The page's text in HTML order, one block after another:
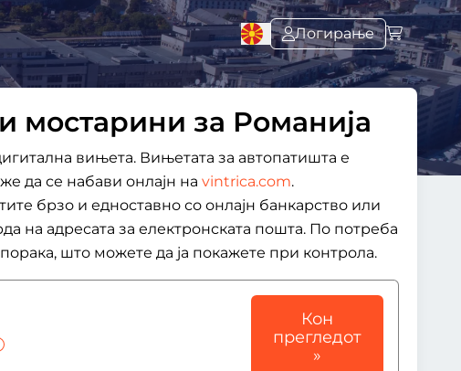
Логирање
мостарини за Романија
вињета. Вињетата за автопатишта е
да се набави онлајн наvintrica.com.
брзо и едноставно со онлајн банкарство или
на адресата за електронската пошта. По потреба
што можете да ја покажете при контрола.
Кон
прегледот
»